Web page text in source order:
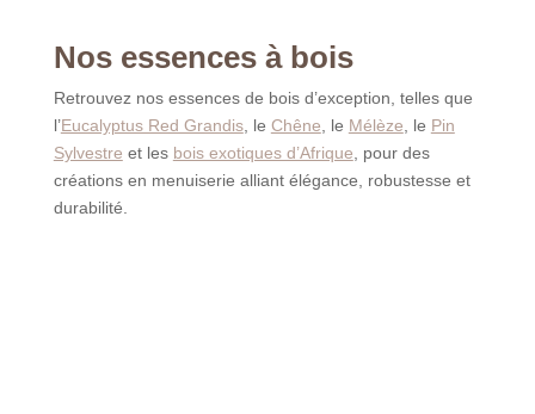
Nos essences à bois
Retrouvez nos essences de bois d’exception, telles que
l’Eucalyptus Red Grandis, le Chêne, le Mélèze, le Pin
Sylvestre et les bois exotiques d’Afrique, pour des
créations en menuiserie alliant élégance, robustesse et
durabilité.